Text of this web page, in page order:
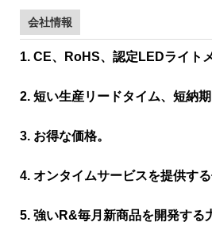
会社情報
1. CE、RoHS、認定LEDライト
2. 短い生産リードタイム、短納期
3. お得な価格。
4. オンタイムサービスを提供する
5. 強いR&毎月新商品を開発する